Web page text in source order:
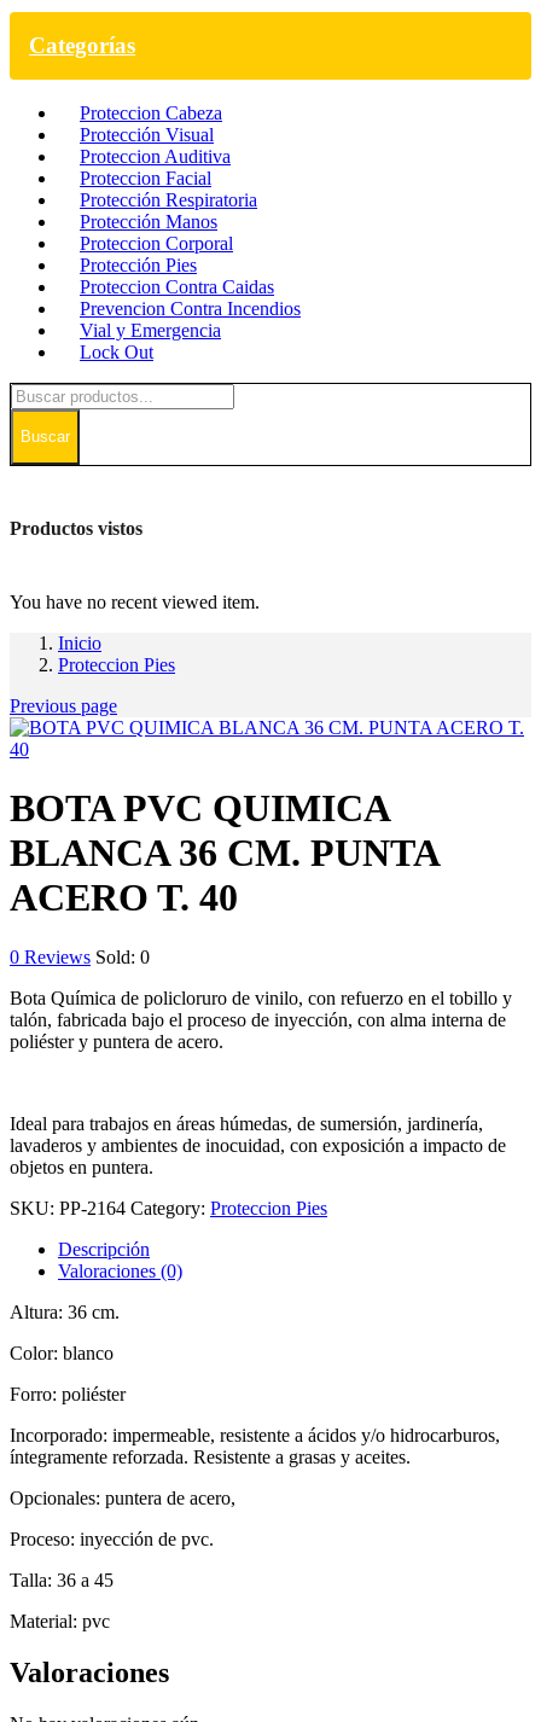
Categorías
Proteccion Cabeza
Protección Visual
Proteccion Auditiva
Proteccion Facial
Protección Respiratoria
Protección Manos
Proteccion Corporal
Protección Pies
Proteccion Contra Caidas
Prevencion Contra Incendios
Vial y Emergencia
Lock Out
Buscar
Productos vistos
You have no recent viewed item.
Inicio
Proteccion Pies
Previous page
BOTA PVC QUIMICA
BLANCA 36 CM. PUNTA
ACERO T. 40
0 Reviews Sold: 0
Bota Química de policloruro de vinilo, con refuerzo en el tobillo y
talón, fabricada bajo el proceso de inyección, con alma interna de
poliéster y puntera de acero.
Ideal para trabajos en áreas húmedas, de sumersión, jardinería,
lavaderos y ambientes de inocuidad, con exposición a impacto de
objetos en puntera.
SKU: PP-2164 Category: Proteccion Pies
Descripción
Valoraciones (0)
Altura: 36 cm.
Color: blanco
Forro: poliéster
Incorporado: impermeable, resistente a ácidos y/o hidrocarburos,
íntegramente reforzada. Resistente a grasas y aceites.
Opcionales: puntera de acero,
Proceso: inyección de pvc.
Talla: 36 a 45
Material: pvc
Valoraciones